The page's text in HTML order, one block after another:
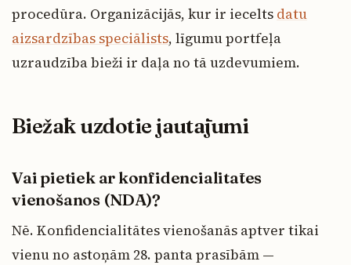
procedūra. Organizācijās, kur ir iecelts datu
aizsardzības speciālists, līgumu portfeļa
uzraudzība bieži ir daļa no tā uzdevumiem.
Biežāk uzdotie jautājumi
Vai pietiek ar konfidencialitātes
vienošanos (NDA)?
Nē. Konfidencialitātes vienošanās aptver tikai
vienu no astoņām 28. panta prasībām —